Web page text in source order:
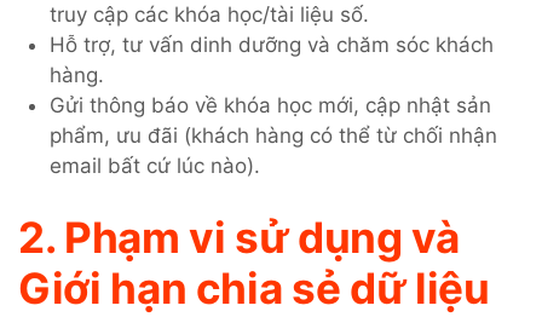
truy cập các khóa học/tài liệu số.
Hỗ trợ, tư vấn dinh dưỡng và chăm sóc khách
hàng.
Gửi thông báo về khóa học mới, cập nhật sản
phẩm, ưu đãi (khách hàng có thể từ chối nhận
email bất cứ lúc nào).
2. Phạm vi sử dụng và
Giới hạn chia sẻ dữ liệu